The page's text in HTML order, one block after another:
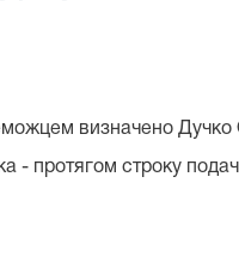
визначено Дучко
- протягом строку